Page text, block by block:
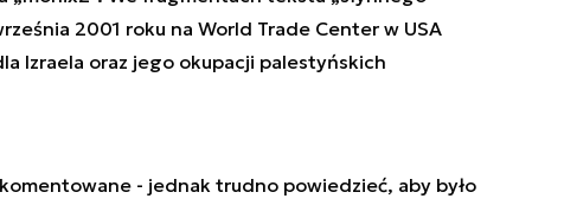
2001 roku na World Trade Center w USA
Izraela oraz jego okupacji palestyńskich
- jednak trudno powiedzieć, aby było